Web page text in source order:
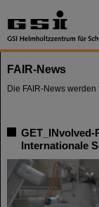
FAIR-News
Die FAIR-News
Internationale